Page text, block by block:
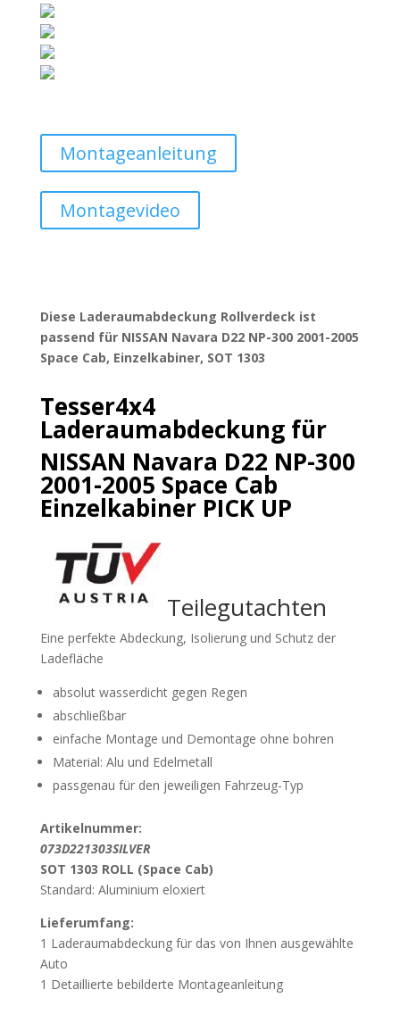
Montageanleitung
Montagevideo
Diese Laderaumabdeckung Rollverdeck ist
passend für NISSAN Navara D22 NP-300 2001-2005
Space Cab, Einzelkabiner, SOT 1303
Tesser4x4
Laderaumabdeckung für
NISSAN Navara D22 NP-300
2001-2005 Space Cab
Einzelkabiner PICK UP
Teilegutachten
Eine perfekte Abdeckung, Isolierung und Schutz der
Ladefläche
absolut wasserdicht gegen Regen
abschließbar
einfache Montage und Demontage ohne bohren
Material: Alu und Edelmetall
passgenau für den jeweiligen Fahrzeug-Typ
Artikelnummer:
073D221303SILVER
SOT 1303 ROLL (Space Cab)
Standard: Aluminium eloxiert
Lieferumfang:
1 Laderaumabdeckung für das von Ihnen ausgewählte
Auto
1 Detaillierte bebilderte Montageanleitung